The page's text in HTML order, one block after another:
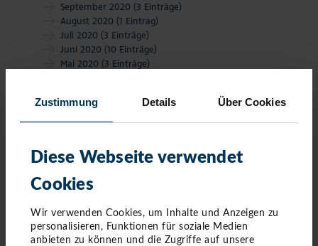
Zustimmung Details Über Cookies
Diese Webseite verwendet
Cookies
Wir verwenden Cookies, um Inhalte und Anzeigen zu
personalisieren, Funktionen für soziale Medien
anbieten zu können und die Zugriffe auf unsere
September 2020 (3 Einträge)
August 2020 (1 Eintrag)
Juli 2020 (3 Einträge)
Juni 2020 (10 Einträge)
Mai 2020 (3 Einträge)
Januar 2020
(4 Einträge)